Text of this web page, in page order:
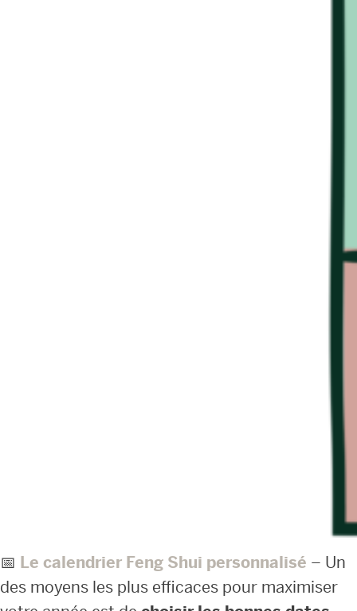
📅 Le calendrier Feng Shui personnalisé – Un
des moyens les plus efficaces pour maximiser